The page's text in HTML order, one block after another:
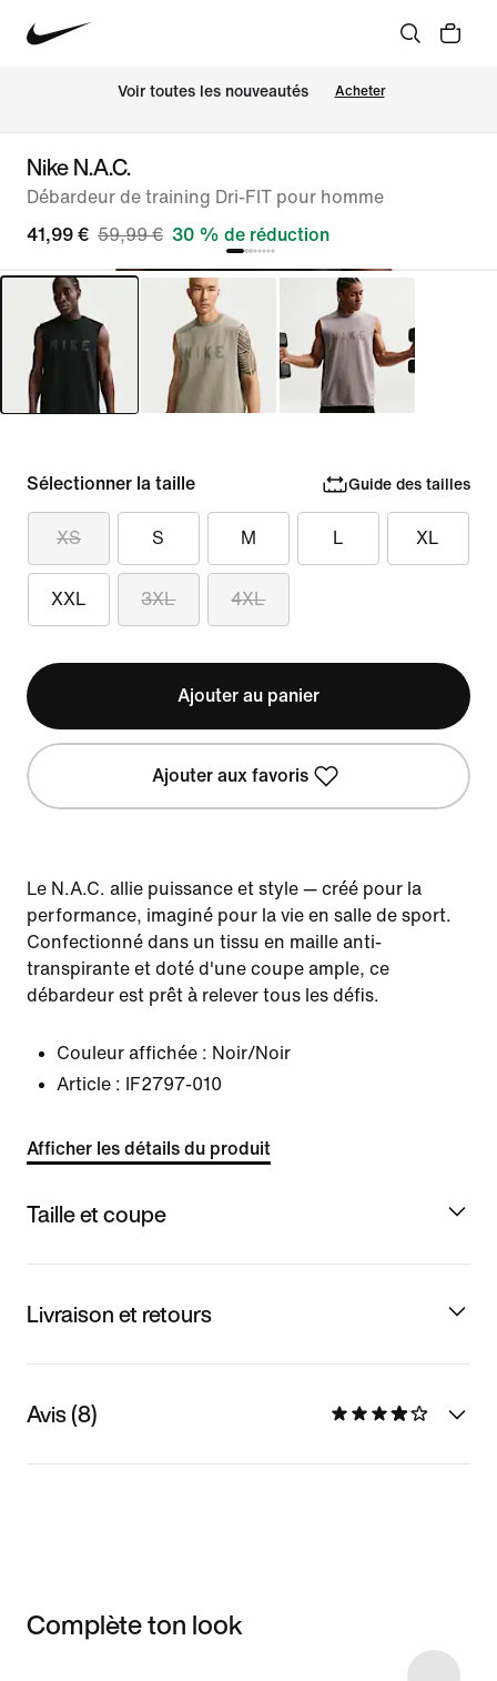
Voir toutes les nouveautés Acheter
Nike N.A.C.
Débardeur de training Dri-FIT pour homme
41,99 € 59,99 € 30 % de réduction
Sélectionner la taille Guide des tailles
XS S M L XL
XXL 3XL 4XL
Ajouter au panier
Ajouter aux favoris
Le N.A.C. allie puissance et style — créé pour la
performance, imaginé pour la vie en salle de sport.
Confectionné dans un tissu en maille anti-
transpirante et doté d'une coupe ample, ce
débardeur est prêt à relever tous les défis.
Couleur affichée : Noir/Noir
Article :
IF2797-010
Afficher les détails du produit
Taille et coupe
Livraison et retours
Avis (8)
Complète ton look